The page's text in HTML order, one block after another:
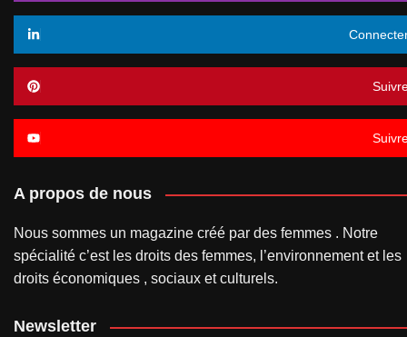
A propos de nous
Nous sommes un magazine créé par des femmes . Notre
spécialité c’est les droits des femmes, l’environnement et les
droits économiques , sociaux et culturels.
Newsletter